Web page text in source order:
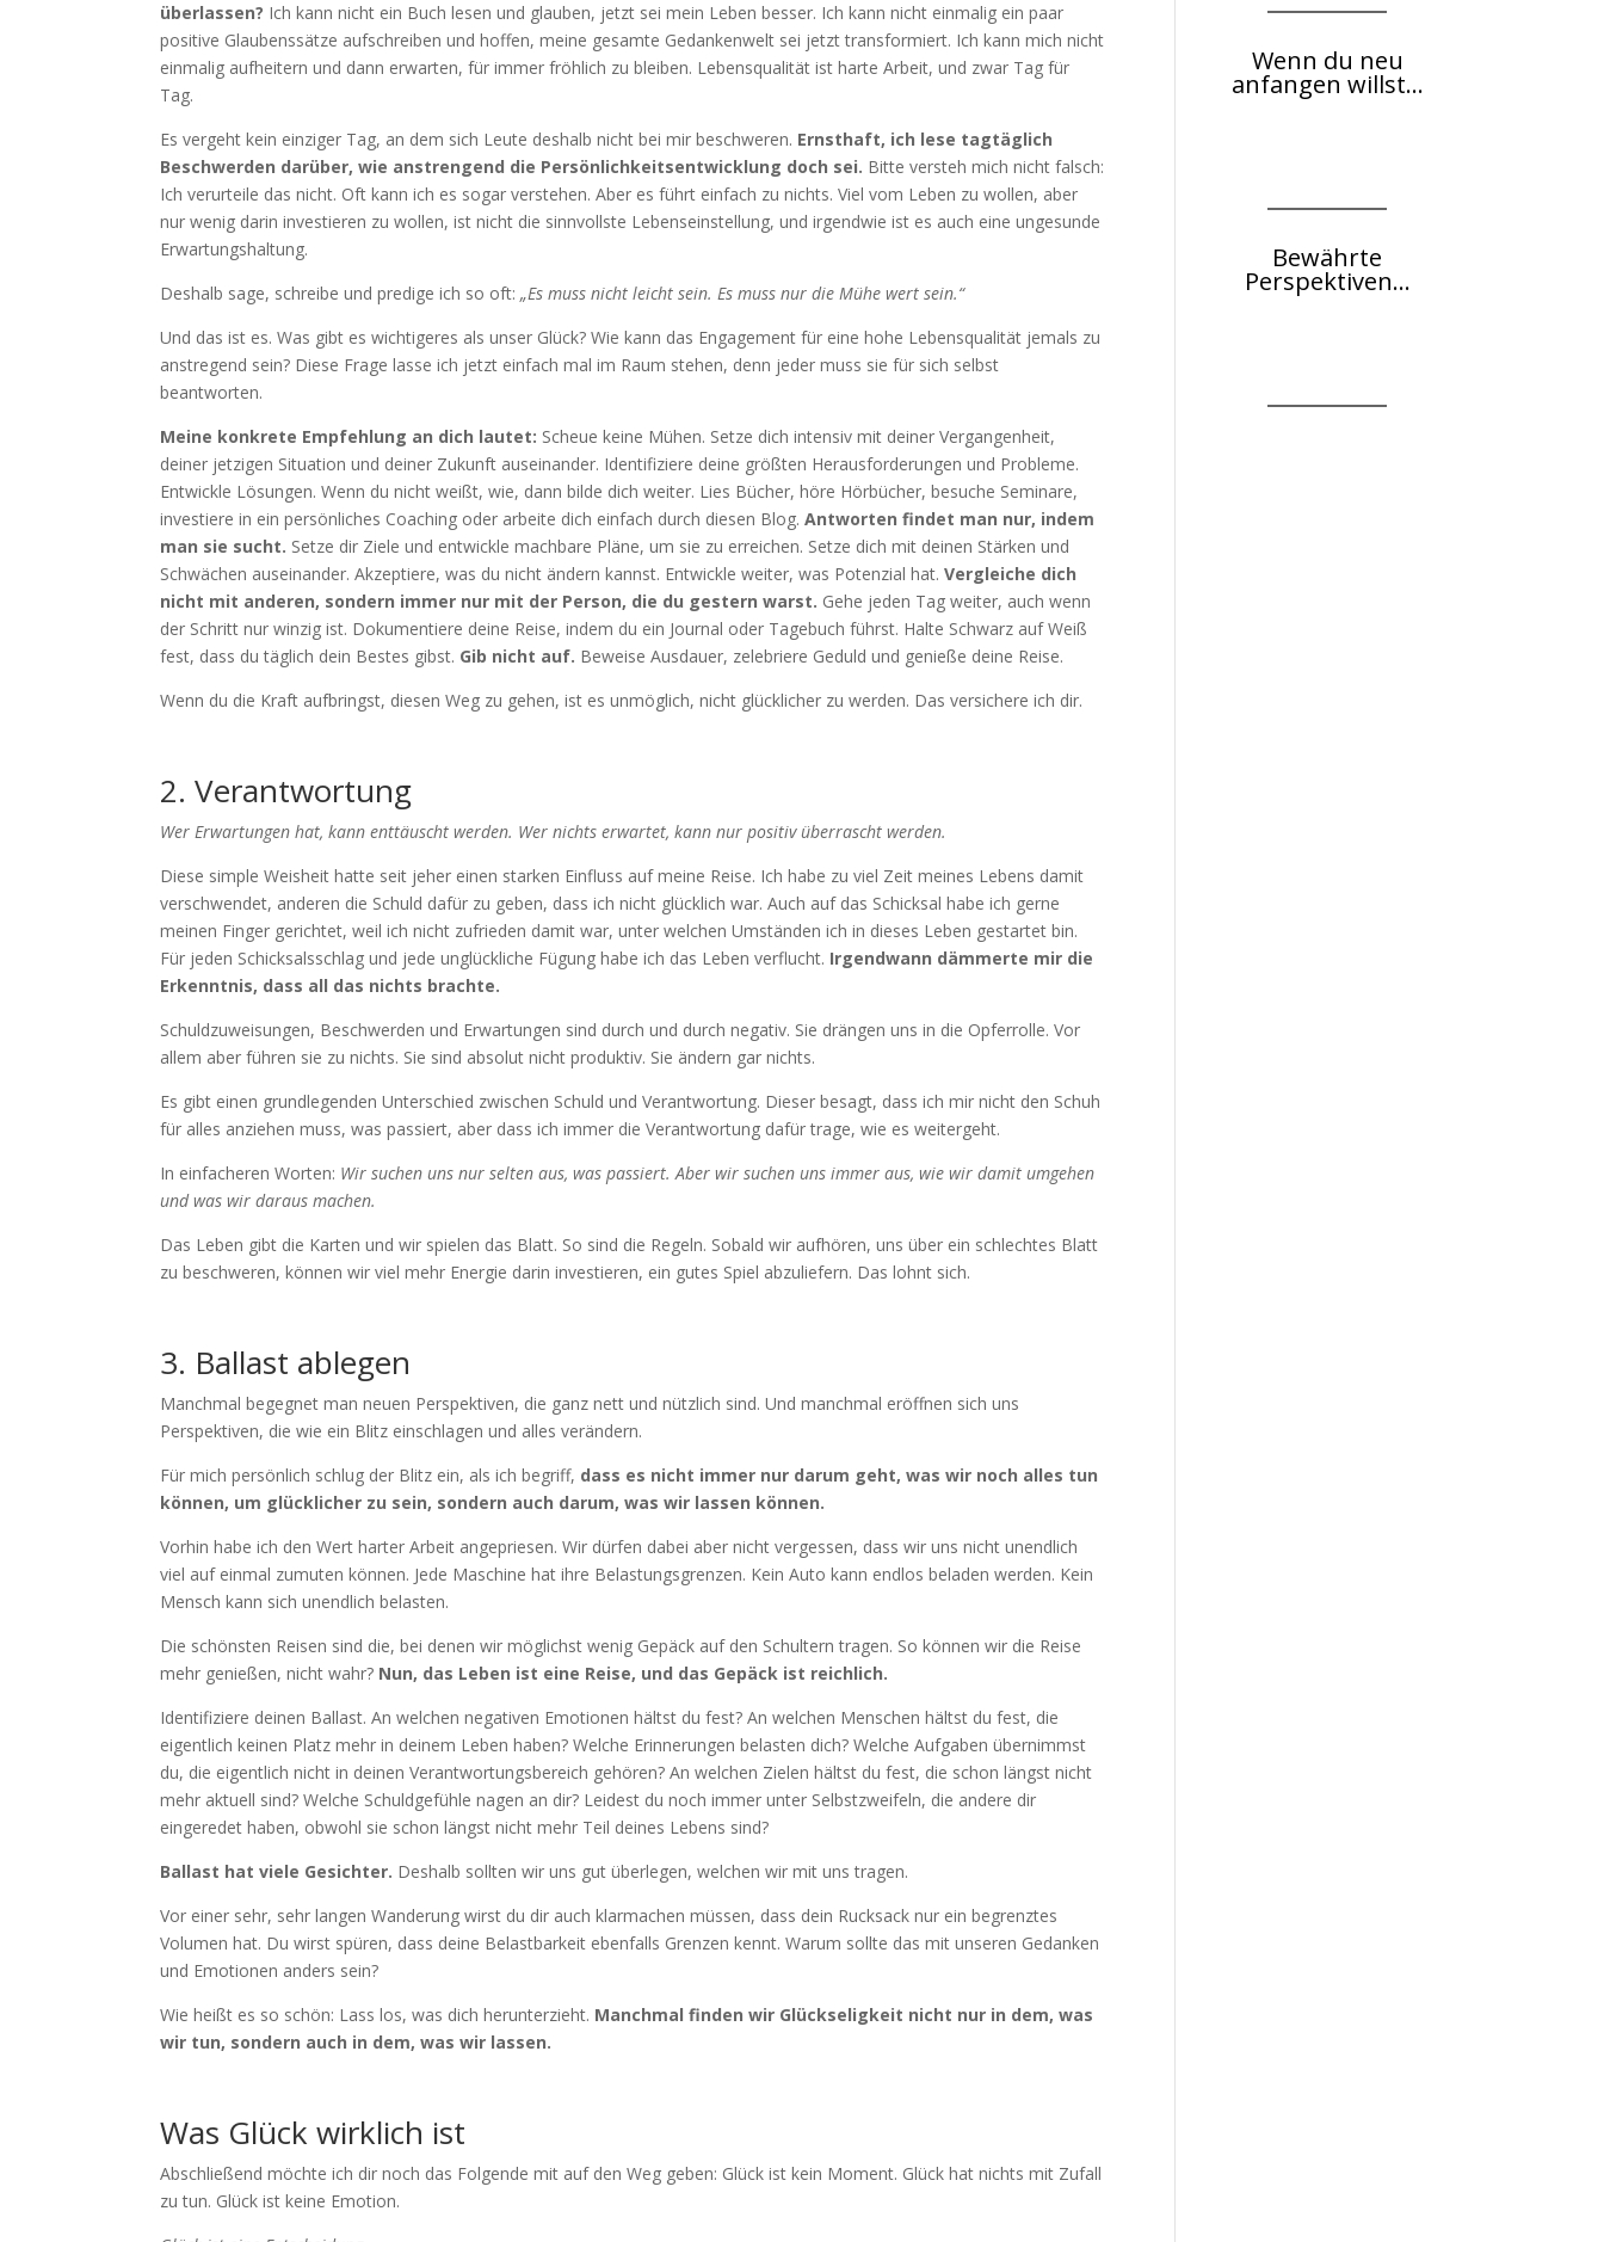
überlassen? Ich kann nicht ein Buch lesen und glauben, jetzt sei mein Leben besser. Ich kann nicht einmalig ein paar
positive Glaubenssätze aufschreiben und hoffen, meine gesamte Gedankenwelt sei jetzt transformiert. Ich kann mich nicht
einmalig aufheitern und dann erwarten, für immer fröhlich zu bleiben. Lebensqualität ist harte Arbeit, und zwar Tag für
Tag.
Es vergeht kein einziger Tag, an dem sich Leute deshalb nicht bei mir beschweren. Ernsthaft, ich lese tagtäglich
Beschwerden darüber, wie anstrengend die Persönlichkeitsentwicklung doch sei. Bitte versteh mich nicht falsch:
Ich verurteile das nicht. Oft kann ich es sogar verstehen. Aber es führt einfach zu nichts. Viel vom Leben zu wollen, aber
nur wenig darin investieren zu wollen, ist nicht die sinnvollste Lebenseinstellung, und irgendwie ist es auch eine ungesunde
Erwartungshaltung.
Deshalb sage, schreibe und predige ich so oft: „Es muss nicht leicht sein. Es muss nur die Mühe wert sein.“
Und das ist es. Was gibt es wichtigeres als unser Glück? Wie kann das Engagement für eine hohe Lebensqualität jemals zu
anstregend sein? Diese Frage lasse ich jetzt einfach mal im Raum stehen, denn jeder muss sie für sich selbst
beantworten.
Meine konkrete Empfehlung an dich lautet: Scheue keine Mühen. Setze dich intensiv mit deiner Vergangenheit,
deiner jetzigen Situation und deiner Zukunft auseinander. Identifiziere deine größten Herausforderungen und Probleme.
Entwickle Lösungen. Wenn du nicht weißt, wie, dann bilde dich weiter. Lies Bücher, höre Hörbücher, besuche Seminare,
investiere in ein persönliches Coaching oder arbeite dich einfach durch diesen Blog. Antworten findet man nur, indem
man sie sucht. Setze dir Ziele und entwickle machbare Pläne, um sie zu erreichen. Setze dich mit deinen Stärken und
Schwächen auseinander. Akzeptiere, was du nicht ändern kannst. Entwickle weiter, was Potenzial hat.Vergleiche dich
nicht mit anderen, sondern immer nur mit der Person, die du gestern warst. Gehe jeden Tag weiter, auch wenn
der Schritt nur winzig ist. Dokumentiere deine Reise, indem du ein Journal oder Tagebuch führst. Halte Schwarz auf Weiß
fest, dass du täglich dein Bestes gibst. Gib nicht auf. Beweise Ausdauer, zelebriere Geduld und genieße deine Reise.
Wenn du die Kraft aufbringst, diesen Weg zu gehen, ist es unmöglich, nicht glücklicher zu werden. Das versichere ich dir.
2. Verantwortung
Wer Erwartungen hat, kann enttäuscht werden. Wer nichts erwartet, kann nur positiv überrascht werden.
Diese simple Weisheit hatte seit jeher einen starken Einfluss auf meine Reise. Ich habe zu viel Zeit meines Lebens damit
verschwendet, anderen die Schuld dafür zu geben, dass ich nicht glücklich war. Auch auf das Schicksal habe ich gerne
meinen Finger gerichtet, weil ich nicht zufrieden damit war, unter welchen Umständen ich in dieses Leben gestartet bin.
Für jeden Schicksalsschlag und jede unglückliche Fügung habe ich das Leben verflucht. Irgendwann dämmerte mir die
Erkenntnis, dass all das nichts brachte.
Schuldzuweisungen, Beschwerden und Erwartungen sind durch und durch negativ. Sie drängen uns in die Opferrolle. Vor
allem aber führen sie zu nichts. Sie sind absolut nicht produktiv. Sie ändern gar nichts.
Es gibt einen grundlegenden Unterschied zwischen Schuld und Verantwortung. Dieser besagt, dass ich mir nicht den Schuh
für alles anziehen muss, was passiert, aber dass ich immer die Verantwortung dafür trage, wie es weitergeht.
In einfacheren Worten: Wir suchen uns nur selten aus, was passiert. Aber wir suchen uns immer aus, wie wir damit umgehen
und was wir daraus machen.
Das Leben gibt die Karten und wir spielen das Blatt. So sind die Regeln. Sobald wir aufhören, uns über ein schlechtes Blatt
zu beschweren, können wir viel mehr Energie darin investieren, ein gutes Spiel abzuliefern. Das lohnt sich.
3. Ballast ablegen
Manchmal begegnet man neuen Perspektiven, die ganz nett und nützlich sind. Und manchmal eröffnen sich uns
Perspektiven, die wie ein Blitz einschlagen und alles verändern.
Für mich persönlich schlug der Blitz ein, als ich begriff, dass es nicht immer nur darum geht, was wir noch alles tun
können, um glücklicher zu sein, sondern auch darum, was wir lassen können.
Vorhin habe ich den Wert harter Arbeit angepriesen. Wir dürfen dabei aber nicht vergessen, dass wir uns nicht unendlich
viel auf einmal zumuten können. Jede Maschine hat ihre Belastungsgrenzen. Kein Auto kann endlos beladen werden. Kein
Mensch kann sich unendlich belasten.
Die schönsten Reisen sind die, bei denen wir möglichst wenig Gepäck auf den Schultern tragen. So können wir die Reise
mehr genießen, nicht wahr? Nun, das Leben ist eine Reise, und das Gepäck ist reichlich.
Identifiziere deinen Ballast. An welchen negativen Emotionen hältst du fest? An welchen Menschen hältst du fest, die
eigentlich keinen Platz mehr in deinem Leben haben? Welche Erinnerungen belasten dich? Welche Aufgaben übernimmst
du, die eigentlich nicht in deinen Verantwortungsbereich gehören? An welchen Zielen hältst du fest, die schon längst nicht
mehr aktuell sind? Welche Schuldgefühle nagen an dir? Leidest du noch immer unter Selbstzweifeln, die andere dir
eingeredet haben, obwohl sie schon längst nicht mehr Teil deines Lebens sind?
Ballast hat viele Gesichter. Deshalb sollten wir uns gut überlegen, welchen wir mit uns tragen.
Vor einer sehr, sehr langen Wanderung wirst du dir auch klarmachen müssen, dass dein Rucksack nur ein begrenztes
Volumen hat. Du wirst spüren, dass deine Belastbarkeit ebenfalls Grenzen kennt. Warum sollte das mit unseren Gedanken
und Emotionen anders sein?
Wie heißt es so schön: Lass los, was dich herunterzieht. Manchmal finden wir Glückseligkeit nicht nur in dem, was
wir tun, sondern auch in dem, was wir lassen.
Was Glück wirklich ist
Abschließend möchte ich dir noch das Folgende mit auf den Weg geben: Glück ist kein Moment. Glück hat nichts mit Zufall
zu tun. Glück ist keine Emotion.
Wenn du neu
anfangen willst...
Bewährte
Perspektiven...